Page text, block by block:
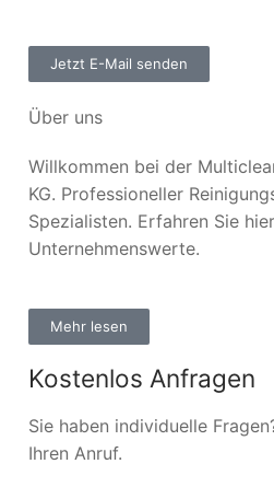
Jetzt E-Mail senden
Über uns
Willkommen bei der
KG. Professioneller
Spezialisten. Erfahren Sie
Unternehmenswerte.
Mehr lesen
Kostenlos Anfragen
Sie haben individuelle
Ihren Anruf.